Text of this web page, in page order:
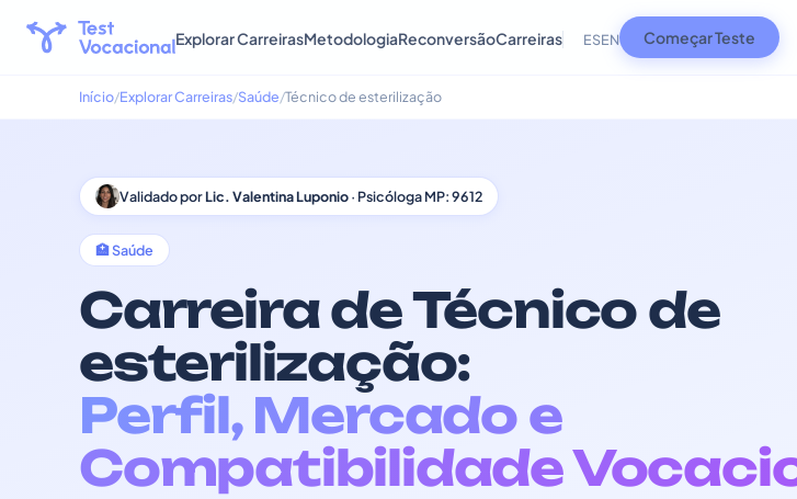
Explorar CarreirasMetodologiaReconversãoCarreiras ESEN Começar Teste
Início Explorar Carreiras Saúde Técnico de esterilização
Validado porLic. Valentina Luponio· Psicóloga MP: 9612
🏥 Saúde
Carreira de Técnico de
esterilização:
Perfil, Mercado e
Compatibilidade